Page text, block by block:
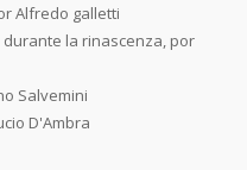
Alfredo galletti
la rinascenza, por
Salvemini
D'Ambra